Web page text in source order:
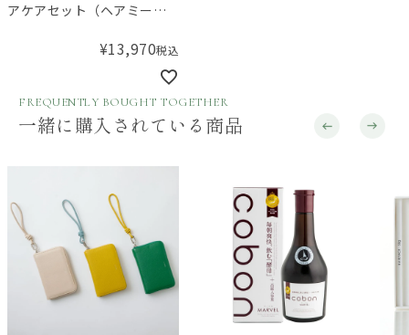
アケアセット（ヘアミール
¥13,970税込
FREQUENTLY BOUGHT TOGETHER
一緒に購入されている商品